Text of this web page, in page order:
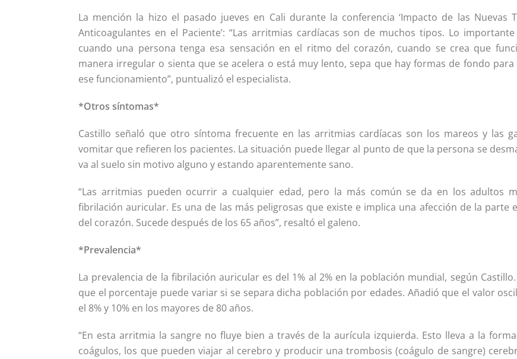
La mención la hizo el pasado jueves en Cali durante la conferencia ‘Impacto de las Nuevas
Anticoagulantes en el Paciente’: “Las arritmias cardíacas son de muchos tipos. Lo
cuando una persona tenga esa sensación en el ritmo del corazón, cuando se crea que
manera irregular o sienta que se acelera o está muy lento, sepa que hay formas de fondo para
ese funcionamiento”, puntualizó el especialista.
*Otros síntomas*
Castillo señaló que otro síntoma frecuente en las arritmias cardíacas son los mareos y las
vomitar que refieren los pacientes. La situación puede llegar al punto de que la persona se
va al suelo sin motivo alguno y estando aparentemente sano.
“Las arritmias pueden ocurrir a cualquier edad, pero la más común se da en los adultos
fibrilación auricular. Es una de las más peligrosas que existe e implica una afección de la parte
del corazón. Sucede después de los 65 años”, resaltó el galeno.
*Prevalencia*
La prevalencia de la fibrilación auricular es del 1% al 2% en la población mundial, según
que el porcentaje puede variar si se separa dicha población por edades. Añadió que el valor
el 8% y 10% en los mayores de 80 años.
“En esta arritmia la sangre no fluye bien a través de la aurícula izquierda. Esto lleva a la
coágulos, los que pueden viajar al cerebro y producir una trombosis (coágulo de sangre)